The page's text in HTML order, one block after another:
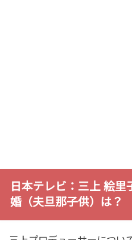
日本テレビ：三上 絵
婚（夫旦那子供）は？